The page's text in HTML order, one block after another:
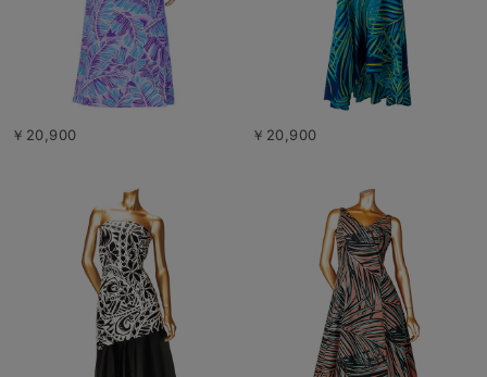
￥20,900 ￥20,900